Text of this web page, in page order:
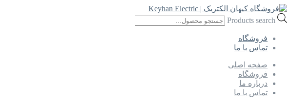
Products search
فروشگاه
تماس با ما
صفحه اصلی
فروشگاه
درباره ما
تماس با ما